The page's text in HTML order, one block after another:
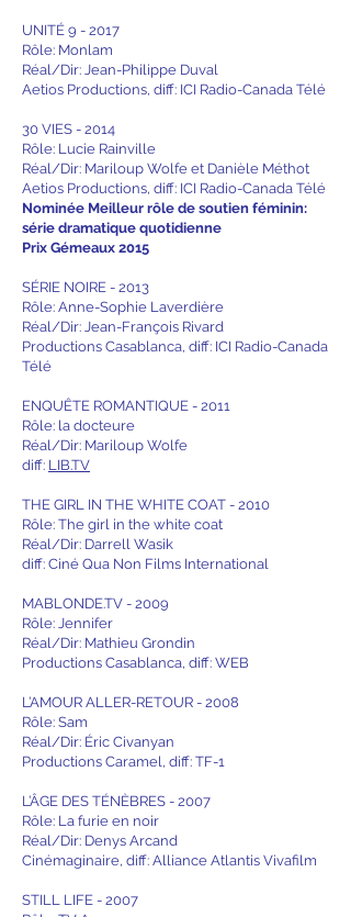
UNITÉ 9 - 2017
Rôle: Monlam
Réal/Dir: Jean-Philippe Duval
Aetios Productions, diff: ICI Radio-Canada Télé
30 VIES - 2014
Rôle: Lucie Rainville
Réal/Dir: Mariloup Wolfe et Danièle Méthot
Aetios Productions, diff: ICI Radio-Canada Télé
Nominée Meilleur rôle de soutien féminin:
série dramatique quotidienne
Prix Gémeaux 2015
SÉRIE NOIRE - 2013
Rôle: Anne-Sophie Laverdière
Réal/Dir: Jean-François Rivard
Productions Casablanca, diff: ICI Radio-Canada
Télé
ENQUÊTE ROMANTIQUE - 2011
Rôle: la docteure
Réal/Dir: Mariloup Wolfe
diff: LIB.TV
THE GIRL IN THE WHITE COAT - 2010
Rôle: The girl in the white coat
Réal/Dir: Darrell Wasik
diff: Ciné Qua Non Films International
MABLONDE.TV - 2009
Rôle: Jennifer
Réal/Dir: Mathieu Grondin
Productions Casablanca, diff: WEB
L’AMOUR ALLER-RETOUR - 2008
Rôle: Sam
Réal/Dir: Éric Civanyan
Productions Caramel, diff: TF-1
L’ÂGE DES TÉNÈBRES - 2007
Rôle: La furie en noir
Réal/Dir: Denys Arcand
Cinémaginaire, diff: Alliance Atlantis Vivafilm
STILL LIFE - 2007